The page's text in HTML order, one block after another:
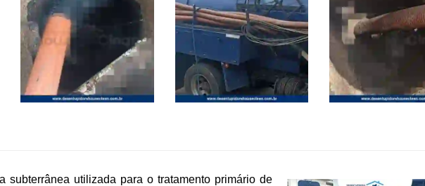
subterrânea utilizada para o tratamento primário de